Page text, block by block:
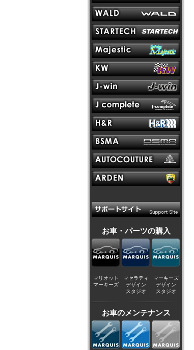
お車・パーツの購入
マリオット
マーキーズ
マセラティ
デザイン
スタジオ
マーキーズ
デザイン
スタジオ
お車のメンテナンス